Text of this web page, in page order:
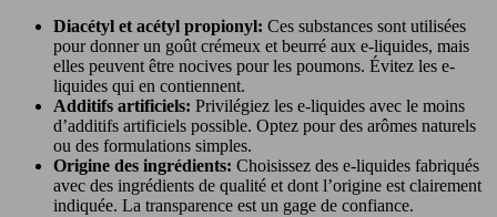
Diacétyl et acétyl propionyl: Ces substances sont utilisées
pour donner un goût crémeux et beurré aux e-liquides, mais
elles peuvent être nocives pour les poumons. Évitez les e-
liquides qui en contiennent.
Additifs artificiels: Privilégiez les e-liquides avec le moins
d’additifs artificiels possible. Optez pour des arômes naturels
ou des formulations simples.
Origine des ingrédients: Choisissez des e-liquides fabriqués
avec des ingrédients de qualité et dont l’origine est clairement
indiquée. La transparence est un gage de confiance.